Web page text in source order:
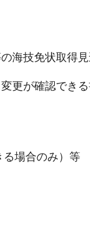
海技免状取得
更が確認でき
場合のみ）等